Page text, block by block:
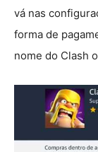
vá nas
forma de
nome do Clash